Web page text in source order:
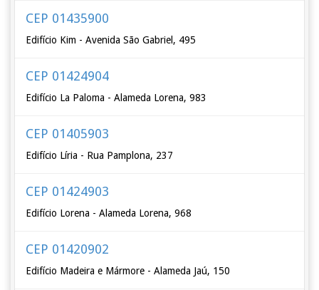
CEP 01435900
Edifício Kim - Avenida São Gabriel, 495
CEP 01424904
Edifício La Paloma - Alameda Lorena, 983
CEP 01405903
Edifício Líria - Rua Pamplona, 237
CEP 01424903
Edifício Lorena - Alameda Lorena, 968
CEP 01420902
Edifício Madeira e Mármore - Alameda Jaú, 150